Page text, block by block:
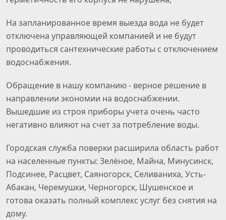
На запланированное время выезда вода не будет
отключена управляющей компанией и не будут
проводиться сантехнические работы с отключением
водоснабжения.
Обращение в нашу компанию - верное решение в
направлении экономии на водоснабжении.
Вышедшие из строя приборы учета очень часто
негативно влияют на счет за потребление воды.
Городская служба поверки расширила область работ
на населенные пункты: Зелёное, Майна, Минусинск,
Подсинее, Расцвет, Саяногорск, Селиваниха, Усть-
Абакан, Черемушки, Черногорск, Шушенское и
готова оказать полный комплекс услуг без снятия на
дому.